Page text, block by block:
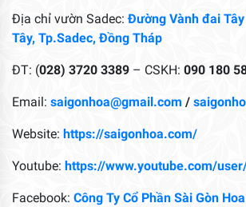
Địa chỉ vườn Sadec:Đường Vành đai Tây
Tây, Tp.Sadec, Đồng Tháp
ĐT: (028) 3720 3389 – CSKH: 090 180
Email: saigonhoa@gmail.com /
Website: https://saigonhoa.com/
Youtube: https://www.youtube.com/
Facebook: Công Ty Cổ Phần Sài Gòn Hoa